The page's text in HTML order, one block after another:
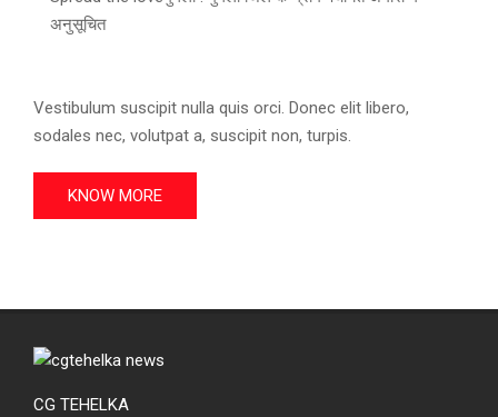
अनुसूचित
Vestibulum suscipit nulla quis orci. Donec elit libero,
sodales nec, volutpat a, suscipit non, turpis.
KNOW MORE
CG TEHELKA